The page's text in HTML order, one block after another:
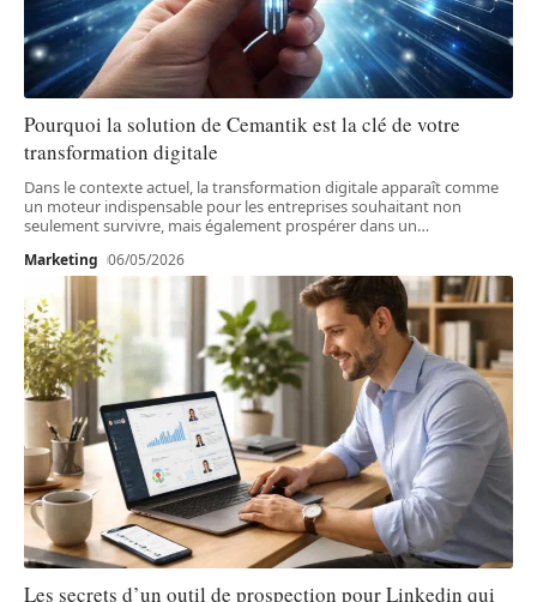
Pourquoi la solution de Cemantik est la clé de votre
transformation digitale
Dans le contexte actuel, la transformation digitale apparaît comme
un moteur indispensable pour les entreprises souhaitant non
seulement survivre, mais également prospérer dans un…
Marketing 06/05/2026
Les secrets d’un outil de prospection pour Linkedin qui